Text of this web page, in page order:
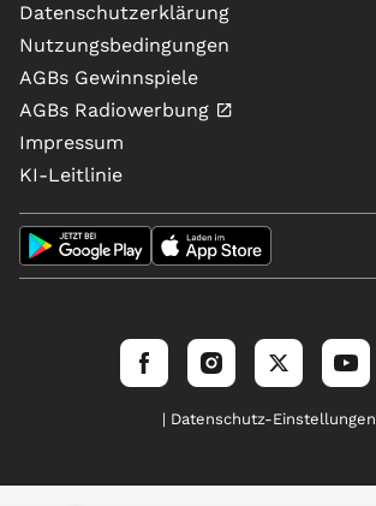
Datenschutzerklärung
Nutzungsbedingungen
AGBs Gewinnspiele
AGBs Radiowerbung
Impressum
KI-Leitlinie
| Datenschutz-Einstellungen